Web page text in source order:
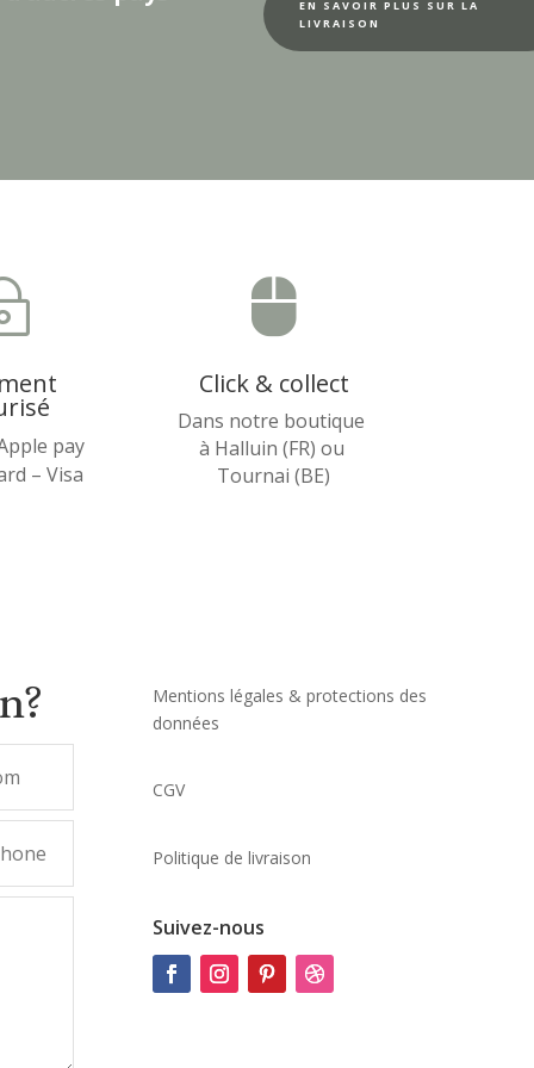
EN SAVOIR PLUS SUR LA
LIVRAISON
pay
– Visa

Click & collect
Dans notre boutique
à Halluin (FR) ou
Tournai (BE)
Mentions légales & protections des
données
CGV
Politique de livraison
Suivez-nous